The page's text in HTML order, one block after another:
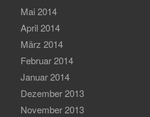
Mai 2014
April 2014
März 2014
Februar 2014
Januar 2014
Dezember 2013
November 2013